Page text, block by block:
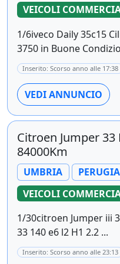
VEICOLI
1/6iveco Daily 35c15
3750 in Buone
Inserito: Scorso anno alle 17:38
VEDI ANNUNCIO
Citroen Jumper 33
84000Km
UMBRIA PERUGIA
VEICOLI
1/30citroen Jumper iii
33 140 e6 l2 H1 2.2 ...
Inserito: Scorso anno alle 23:13